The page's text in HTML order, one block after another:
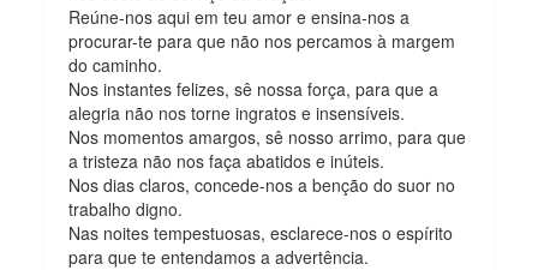
Reúne-nos aqui em teu amor e ensina-nos a
procurar-te para que não nos percamos à margem
do caminho.
Nos instantes felizes, sê nossa força, para que a
alegria não nos torne ingratos e insensíveis.
Nos momentos amargos, sê nosso arrimo, para que
a tristeza não nos faça abatidos e inúteis.
Nos dias claros, concede-nos a benção do suor no
trabalho digno.
Nas noites tempestuosas, esclarece-nos o espírito
para que te entendamos a advertência.